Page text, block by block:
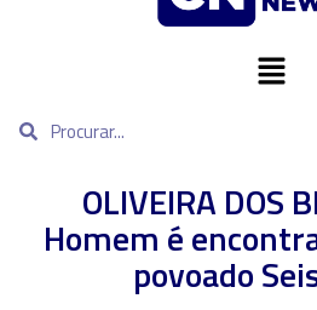
OLIVEIRA DOS
Homem é
povoado